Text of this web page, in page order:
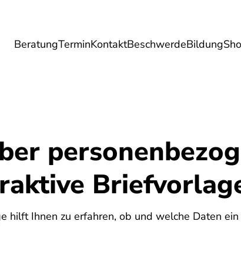
BeratungTerminKontaktBeschwerdeBildung
Umwelt Gesundheit Energie
hilft Ihnen zu erfahren, ob und welche Daten